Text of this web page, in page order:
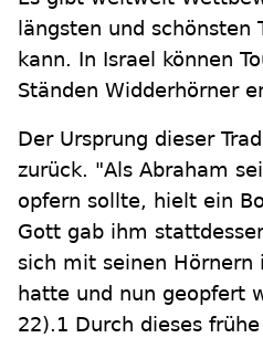
längsten und schönsten
kann. In Israel können
Ständen Widderhörner
Der Ursprung dieser
zurück. "Als Abraham
opfern sollte, hielt ein
Gott gab ihm
sich mit seinen Hörnern
hatte und nun geopfert
22).1 Durch dieses